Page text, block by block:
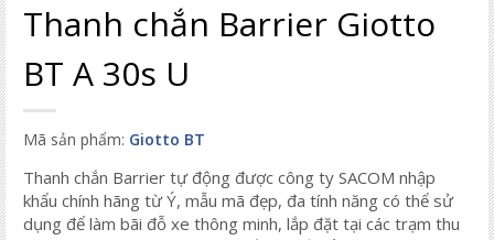
Thanh chắn Barrier Giotto
BT A 30s U
Mã sản phẩm: Giotto BT
Thanh chắn Barrier tự động được công ty SACOM nhập
khẩu chính hãng từ Ý, mẫu mã đẹp, đa tính năng có thể sử
dụng để làm bãi đỗ xe thông minh, lắp đặt tại các trạm thu